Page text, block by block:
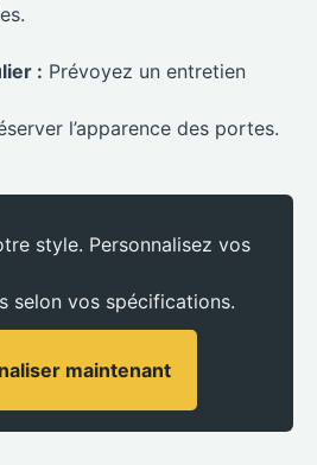
: Prévoyez un entretien
l’apparence des portes.
style. Personnalisez vos
selon vos spécifications.
maintenant